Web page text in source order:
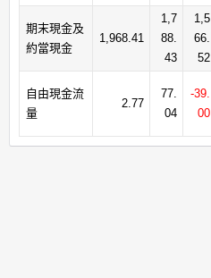
期末現金及
約當現金
1,968.41
1,7
88.
43
1,5
66.
52
自由現金流
量
2.77
77.
04
-39.
00